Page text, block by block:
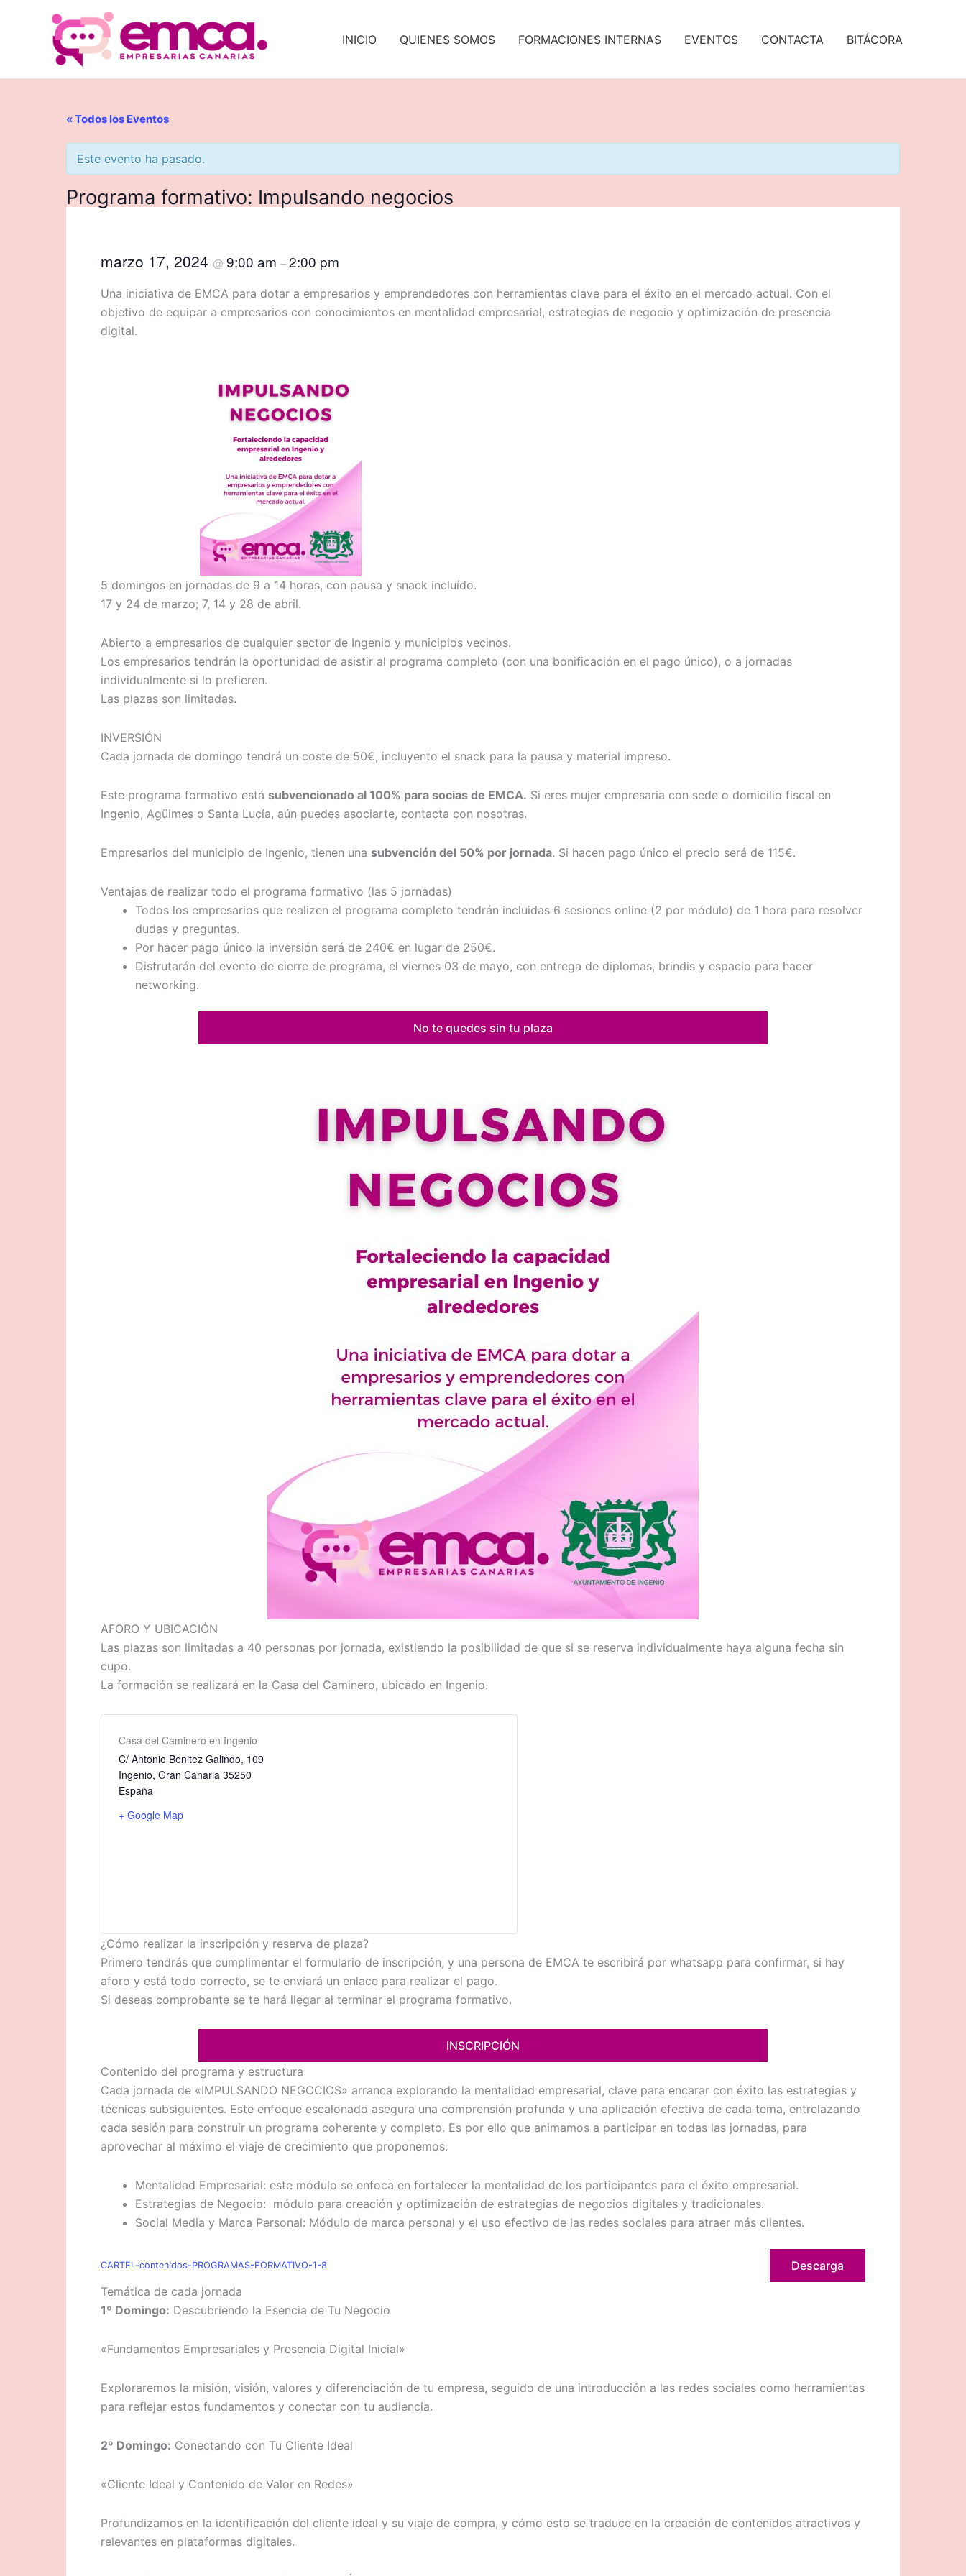
contenido
INICIO QUIENES SOMOS FORMACIONES INTERNAS EVENTOS CONTACTA BITÁCORA
« Todos los Eventos
Este evento ha pasado.
Programa formativo: Impulsando negocios
marzo 17, 2024 @ 9:00 am –2:00 pm
Una iniciativa de EMCA para dotar a empresarios y emprendedores con herramientas clave para el éxito en el mercado actual. Con el
objetivo de equipar a empresarios con conocimientos en mentalidad empresarial, estrategias de negocio y optimización de presencia
digital.
5 domingos en jornadas de 9 a 14 horas, con pausa y snack incluído.
17 y 24 de marzo; 7, 14 y 28 de abril.
Abierto a empresarios de cualquier sector de Ingenio y municipios vecinos.
Los empresarios tendrán la oportunidad de asistir al programa completo (con una bonificación en el pago único), o a jornadas
individualmente si lo prefieren.
Las plazas son limitadas.
INVERSIÓN
Cada jornada de domingo tendrá un coste de 50€, incluyento el snack para la pausa y material impreso.
Este programa formativo está subvencionado al 100% para socias de EMCA. Si eres mujer empresaria con sede o domicilio fiscal en
Ingenio, Agüimes o Santa Lucía, aún puedes asociarte, contacta con nosotras.
Empresarios del municipio de Ingenio, tienen una subvención del 50% por jornada. Si hacen pago único el precio será de 115€.
Ventajas de realizar todo el programa formativo (las 5 jornadas)
Todos los empresarios que realizen el programa completo tendrán incluidas 6 sesiones online (2 por módulo) de 1 hora para resolver
dudas y preguntas.
Por hacer pago único la inversión será de 240€ en lugar de 250€.
Disfrutarán del evento de cierre de programa, el viernes 03 de mayo, con entrega de diplomas, brindis y espacio para hacer
networking.
No te quedes sin tu plaza
AFORO Y UBICACIÓN
Las plazas son limitadas a 40 personas por jornada, existiendo la posibilidad de que si se reserva individualmente haya alguna fecha sin
cupo.
La formación se realizará en la Casa del Caminero, ubicado en Ingenio.
Casa del Caminero en Ingenio
C/ Antonio Benitez Galindo, 109
Ingenio, Gran Canaria 35250
España
+ Google Map
¿Cómo realizar la inscripción y reserva de plaza?
Primero tendrás que cumplimentar el formulario de inscripción, y una persona de EMCA te escribirá por whatsapp para confirmar, si hay
aforo y está todo correcto, se te enviará un enlace para realizar el pago.
Si deseas comprobante se te hará llegar al terminar el programa formativo.
INSCRIPCIÓN
Contenido del programa y estructura
Cada jornada de «IMPULSANDO NEGOCIOS» arranca explorando la mentalidad empresarial, clave para encarar con éxito las estrategias y
técnicas subsiguientes. Este enfoque escalonado asegura una comprensión profunda y una aplicación efectiva de cada tema, entrelazando
cada sesión para construir un programa coherente y completo. Es por ello que animamos a participar en todas las jornadas, para
aprovechar al máximo el viaje de crecimiento que proponemos.
Mentalidad Empresarial: este módulo se enfoca en fortalecer la mentalidad de los participantes para el éxito empresarial.
Estrategias de Negocio: módulo para creación y optimización de estrategias de negocios digitales y tradicionales.
Social Media y Marca Personal: Módulo de marca personal y el uso efectivo de las redes sociales para atraer más clientes.
CARTEL-contenidos-PROGRAMAS-FORMATIVO-1-8
Descarga
Temática de cada jornada
1º Domingo: Descubriendo la Esencia de Tu Negocio
«Fundamentos Empresariales y Presencia Digital Inicial»
Exploraremos la misión, visión, valores y diferenciación de tu empresa, seguido de una introducción a las redes sociales como herramientas
para reflejar estos fundamentos y conectar con tu audiencia.
2º Domingo: Conectando con Tu Cliente Ideal
«Cliente Ideal y Contenido de Valor en Redes»
Profundizamos en la identificación del cliente ideal y su viaje de compra, y cómo esto se traduce en la creación de contenidos atractivos y
relevantes en plataformas digitales.